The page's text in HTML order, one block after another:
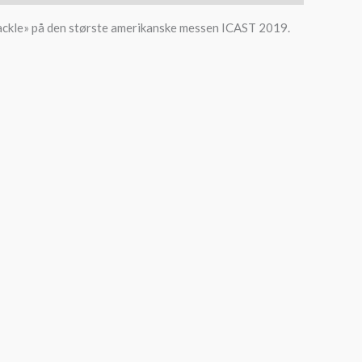
på den største amerikanske messen ICAST 2019.